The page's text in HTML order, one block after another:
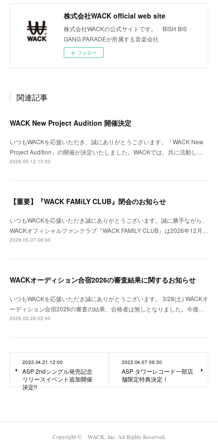
株式会社WACK official web site
株式会社WACKの公式サイトです。 BiSH BiS
GANG PARADEが所属する音楽会社
フォロー
関連記事
WACK New Project Audition 開催決定
いつもWACKを応援いただき、誠にありがとうございます。「WACK New
Project Audition」の開催が決定いたしました。WACKでは、共に活動し…
2026.05.12 13:00
【重要】『WACK FAMiLY CLUB』閉会のお知らせ
いつもWACKを応援いただき誠にありがとうございます。誠に勝手ながら、
WACKオフィシャルファンクラブ『WACK FAMiLY CLUB』は2026年12月…
2026.05.07 08:00
WACKオーディション合宿2026の審査結果に関するお知らせ
いつもWACKを応援いただき誠にありがとうございます。 3/28(土) WACKオ
ーディション合宿2026の審査の結果、合格者は無しとなりました。今後…
2026.03.28 02:40
2022.04.21 12:00
ASP 2ndシングル発売記念
リリースイベント追加開催
決定!!
2022.04.07 09:30
ASP タワーレコード一部店
舗限定特典決定！
Copyright © WACK, Inc. All Rights Reserved.